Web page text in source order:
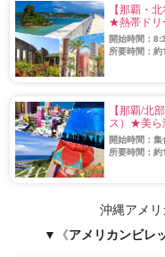
【那覇・
★熱帯ド
毛→アメリ
菓子付き
開始時間：
※乗車場所に
所要時間：
【那覇/北
ス）★美
北谷アメ
（No.236）
開始時間：
所要時間：
沖縄アメ
▼《アメリカンビレ